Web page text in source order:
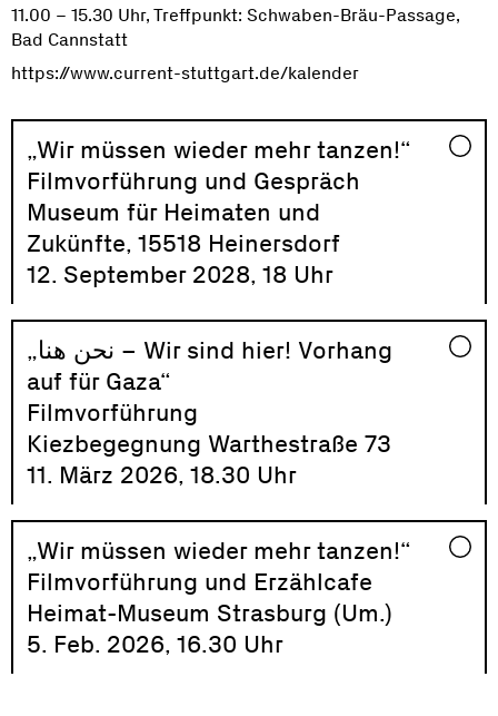
11.00 – 15.30 Uhr, Treffpunkt: Schwaben-Bräu-Passage,
Bad Cannstatt
https://www.current-stuttgart.de/kalender
„Wir müssen wieder mehr tanzen!“
Filmvorführung und Gespräch
Museum für Heimaten und
Zukünfte, 15518 Heinersdorf
12. September 2028, 18 Uhr
„نحن هنا – Wir sind hier! Vorhang
auf für Gaza“
Filmvorführung
Kiezbegegnung Warthestraße 73
11. März 2026, 18.30 Uhr
„Wir müssen wieder mehr tanzen!“
Filmvorführung und Erzählcafe
Heimat-Museum Strasburg (Um.)
5. Feb. 2026, 16.30 Uhr